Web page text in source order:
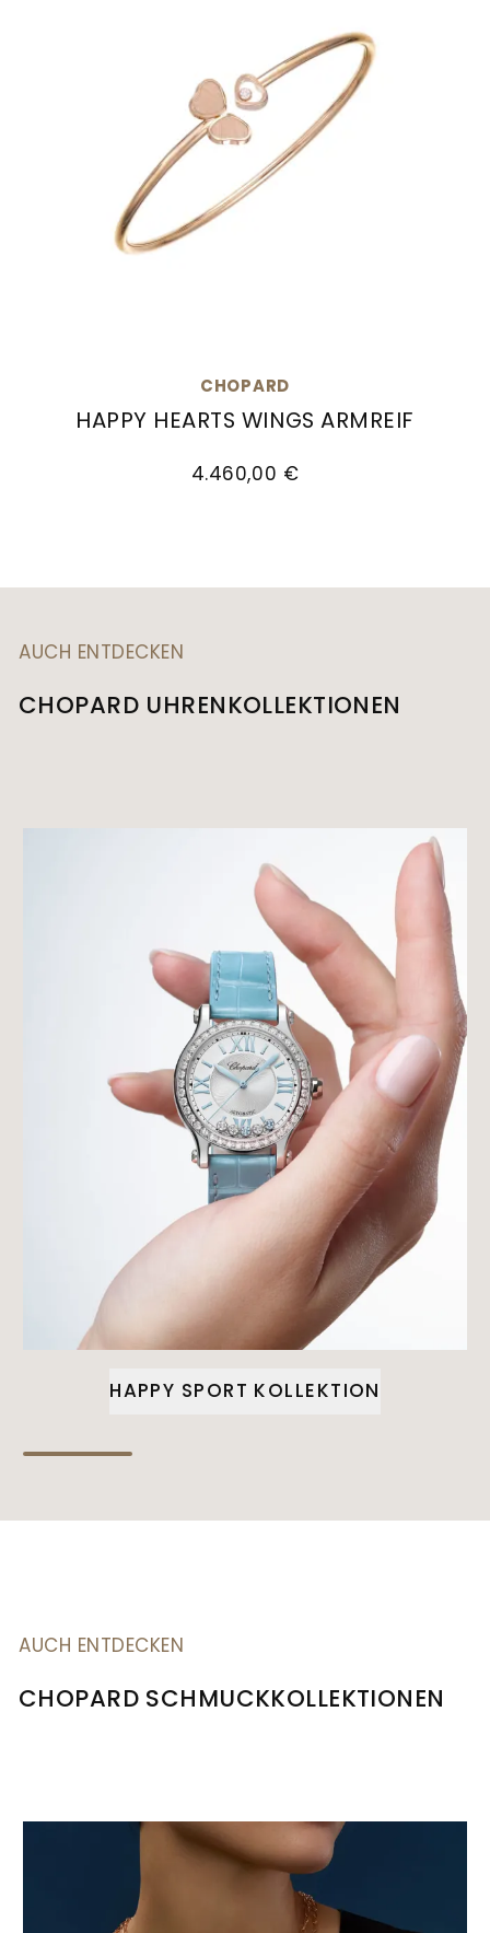
CHOPARD
HAPPY HEARTS WINGS ARMREIF
4.460,00 €
AUCH ENTDECKEN
CHOPARD UHRENKOLLEKTIONEN
HAPPY SPORT KOLLEKTION
AUCH ENTDECKEN
CHOPARD SCHMUCKKOLLEKTIONEN